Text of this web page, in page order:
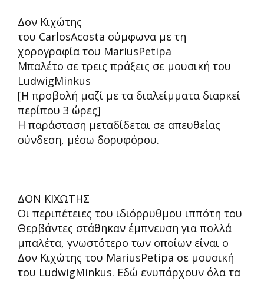
Δον Κιχώτης
του CarlosAcosta σύμφωνα με τη
χορογραφία του MariusPetipa
Μπαλέτο σε τρεις πράξεις σε μουσική του
LudwigMinkus
[Η προβολή μαζί με τα διαλείμματα διαρκεί
περίπου 3 ώρες]
Η παράσταση μεταδίδεται σε απευθείας
σύνδεση, μέσω δορυφόρου.
ΔΟΝ ΚΙΧΩΤΗΣ
Οι περιπέτειες του ιδιόρρυθμου ιππότη του
Θερβάντες στάθηκαν έμπνευση για πολλά
μπαλέτα, γνωστότερο των οποίων είναι ο
Δον Κιχώτης του MariusPetipa σε μουσική
του LudwigMinkus. Εδώ ενυπάρχουν όλα τα